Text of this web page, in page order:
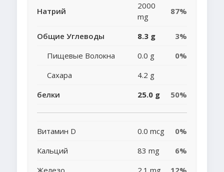
Натрий
2000
mg
87%
Общие Углеводы 8.3 g
3%
Пищевые Волокна
0.0 g
0%
Сахара
4.2 g
белки
25.0 g 50%
Витамин D 0.0 mcg
0%
Кальций
83 mg
6%